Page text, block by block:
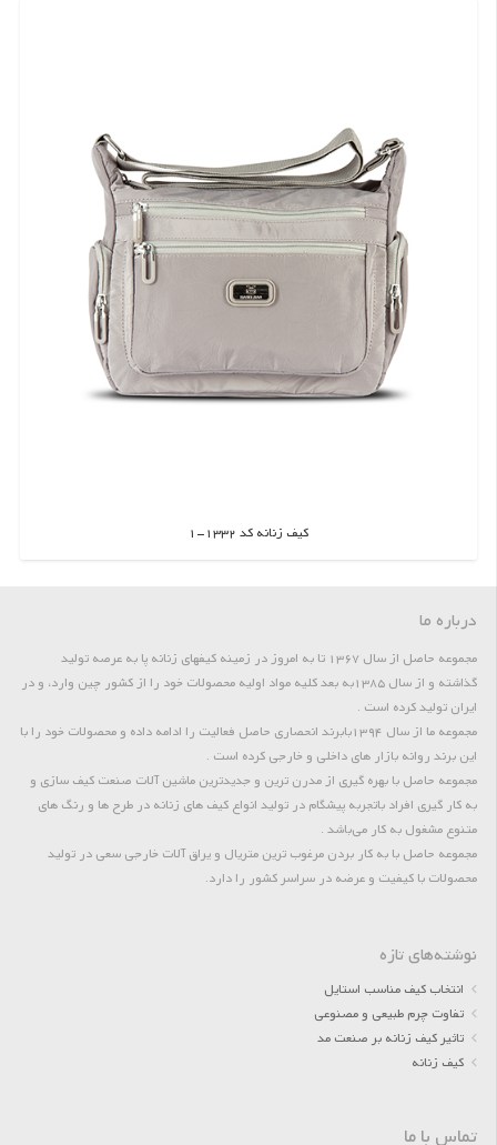
کیف زنانه کد 1332-1
اطلاعات بیشتر
درباره ما
مجموعه حاصل از سال 1367 تا به امروز در زمینه کیفهای زنانه پا به عرصه تولید
گذاشته و از سال 1385به بعد کلیه مواد اولیه محصولات خود را از کشور چین وارد، و در
ایران تولید کرده است .
مجموعه ما از سال 1394بابرند انحصاری حاصل فعالیت را ادامه داده و محصولات خود را با
این برند روانه بازار های داخلی و خارجی کرده است .
مجموعه حاصل با بهره گیری از مدرن ترین و جدیدترین ماشین آلات صنعت کیف سازی و
به کار گیری افراد باتجربه پیشگام در تولید انواع کیف های زنانه در طرح ها و رنگ های
متنوع مشغول به کار می‌باشد .
مجموعه حاصل با به کار بردن مرغوب ترین متریال و یراق آلات خارجی سعی در تولید
محصولات با کیفیت و عرضه در سراسر کشور را دارد.
نوشته‌های تازه
انتخاب کیف مناسب استایل
تفاوت چرم طبیعی و مصنوعی
تاثیر کیف زنانه بر صنعت مد
کیف زنانه
تماس با ما